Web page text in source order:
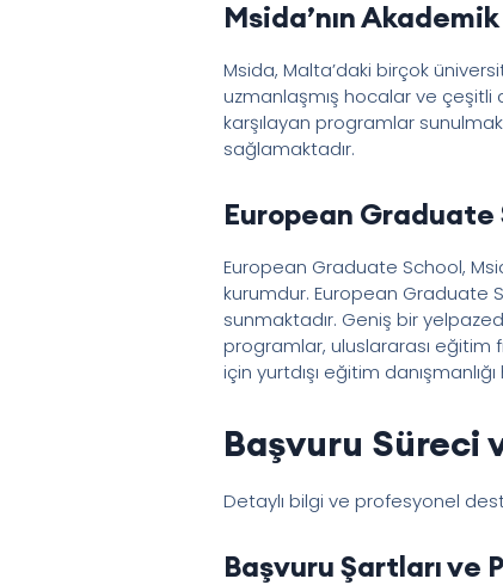
Msida’nın
Msida, Malta’daki birçok
uzmanlaşmış hocalar ve çeşitli
karşılayan programlar
sağlamaktadır.
European Graduate
European Graduate School,
kurumdur. European Graduate
sunmaktadır. Geniş bir
programlar, uluslararası eğitim
için yurtdışı eğitim
Başvuru Süreci
Detaylı bilgi ve profesyonel
Başvuru Şartları ve